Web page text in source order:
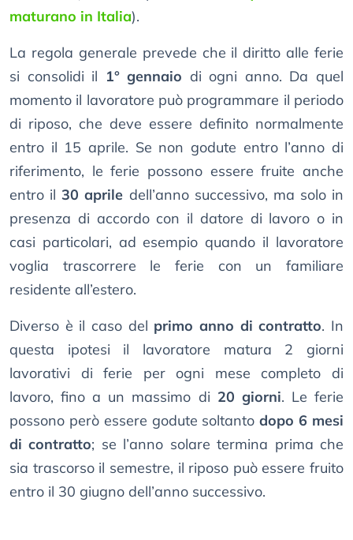
maturano in Italia).
La regola generale prevede che il diritto alle ferie
si consolidi il 1° gennaio di ogni anno. Da quel
momento il lavoratore può programmare il periodo
di riposo, che deve essere definito normalmente
entro il 15 aprile. Se non godute entro l’anno di
riferimento, le ferie possono essere fruite anche
entro il30 aprile dell’anno successivo, ma solo in
presenza di accordo con il datore di lavoro o in
casi particolari, ad esempio quando il lavoratore
voglia trascorrere le ferie con un familiare
residente all’estero.
Diverso è il caso del primo anno di contratto. In
questa ipotesi il lavoratore matura 2 giorni
lavorativi di ferie per ogni mese completo di
lavoro, fino a un massimo di 20 giorni. Le ferie
possono però essere godute soltantodopo 6 mesi
di contratto; se l’anno solare termina prima che
sia trascorso il semestre, il riposo può essere fruito
entro il 30 giugno dell’anno successivo.